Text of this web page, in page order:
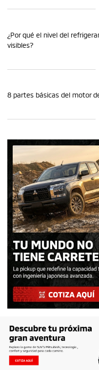
¿Por qué el nivel del
visibles?
8 partes básicas del motor